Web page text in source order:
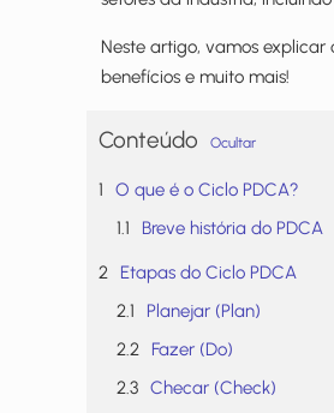
Neste artigo, vamos explicar
benefícios e muito mais!
Conteúdo Ocultar
O que é o Ciclo PDCA?
Breve história do PDCA
Etapas do Ciclo PDCA
Planejar (Plan)
Fazer (Do)
Checar (Check)